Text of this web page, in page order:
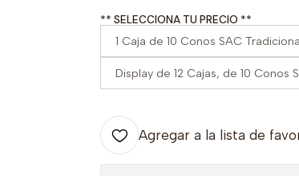
** SELECCIONA TU PRECIO **
1 Caja de 10 Conos SAC
Display de 12 Cajas, de 10 Conos
Agregar a la lista de